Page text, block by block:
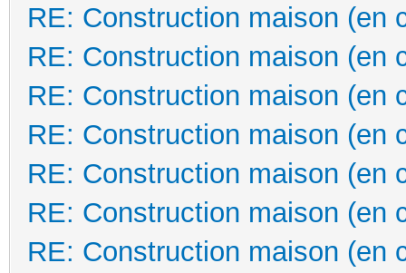
RE: Construction maison (en
RE: Construction maison (en
RE: Construction maison (en
RE: Construction maison (en
RE: Construction maison (en
RE: Construction maison (en
RE: Construction maison (en